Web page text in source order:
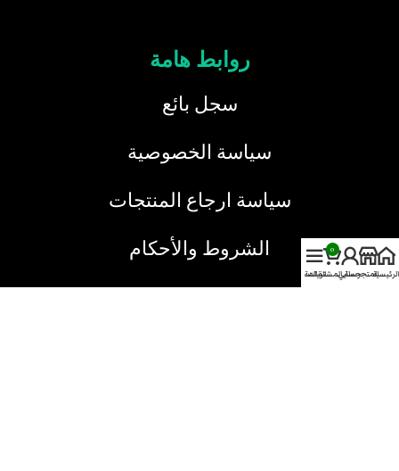
روابط هامة
سجل بائع
سياسة الخصوصية
سياسة ارجاع المنتجات
الشروط والأحكام
الرئيسيةالمتجرحسابي
0
سلة المشتريات
القائمة